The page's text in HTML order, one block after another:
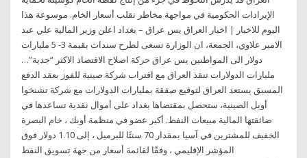
الإيرادات الحكومية في مواجهة مخاطر تقلب أسعار الخام. موسوعة هذا
اليوم للاخبار | اخبار العراق يس عراق – بغداد اعلن وزير المالية علي عبد
الامير علاوي، الجمعة، ان الوزارة تسعى لطرح سندات بقيمة 3- 5 مليارات
دولار الى المواطنين يس عراق حركة اصلاح الاقتصاد الاكثر “جدية”…
مليارات الدولارات تنقذ العراق مع اقتراب شركة صينية للفوز بعقد الدفع
المسبق يستعد العراق لتوقيع صفقة بمليارات الدولارات مع شركة تشنخوا
أويل الصينية، ستحصل بمقتضاها بغداد على أموال نقدية تساعدها في
ضائقتها المالية مبيعات النفط. أكبر عضو في منظمة أوبك ، خام البصرة
الخفيف للمشترين في آسيا بمقدار 70 سنتًا للبرميل ، إلى 1.10 دولار فوق
المؤشر الإقليمي ، وفقًا لقائمة أسعار من جهة تسويق النفط